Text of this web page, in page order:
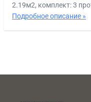
2.19м2, комплект: 3
Подробное описание »